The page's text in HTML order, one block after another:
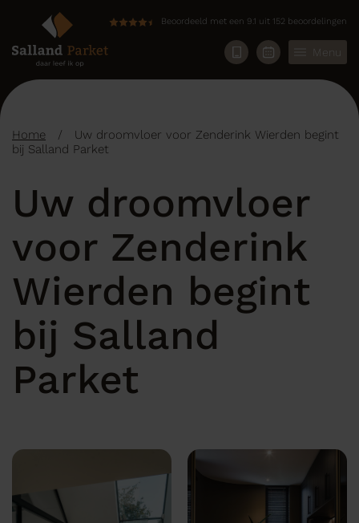
Beoordeeld met een 9.1 uit 152 beoordelingen
Menu
Home /
Uw droomvloer voor Zenderink Wierden begint
bij Salland Parket
Uw droomvloer
voor Zenderink
Wierden begint
bij Salland
Parket